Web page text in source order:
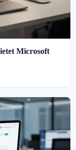
Microsoft